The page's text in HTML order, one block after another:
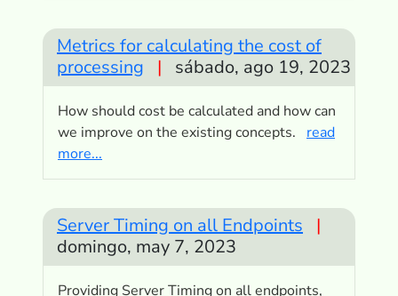
Metrics for calculating the cost of
processing
| sábado, ago 19, 2023
How should cost be calculated and how can
we improve on the existing concepts.
read
more...
Server Timing on all Endpoints
|
domingo, may 7, 2023
Providing Server Timing on all endpoints,